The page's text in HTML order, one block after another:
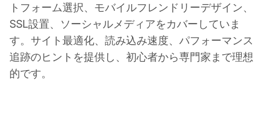
トフォーム選択、モバイルフレンドリーデザイン、
SSL設置、ソーシャルメディアをカバーしていま
す。サイト最適化、読み込み速度、パフォーマンス
追跡のヒントを提供し、初心者から専門家まで理想
的です。